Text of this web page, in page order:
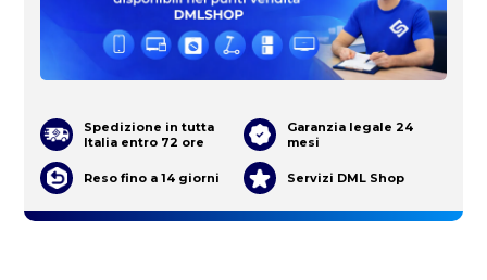
Spedizione in tutta
Italia entro 72 ore
Garanzia legale 24
mesi
Reso fino a 14 giorni Servizi DML Shop